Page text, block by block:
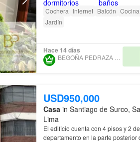
Cochera Internet Balcón
Jardín
Hace 14 días
BEGOÑA PEDRAZA BIENES RAÍCES
USD950,000
Casa in Santiago de Surco,
Lima
El edificio cuenta con 4 pisos y 2
departamento en la parte